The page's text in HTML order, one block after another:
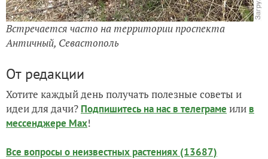
Встречается часто на территории проспекта
Античный, Севастополь
От редакции
Хотите каждый день получать полезные советы и
идеи для дачи? Подпишитесь на нас в телеграме или в
мессенджере Max!
Все вопросы о неизвестных растениях (13687)